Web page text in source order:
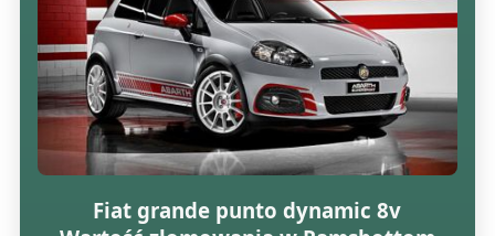
Fiat grande punto dynamic 8v